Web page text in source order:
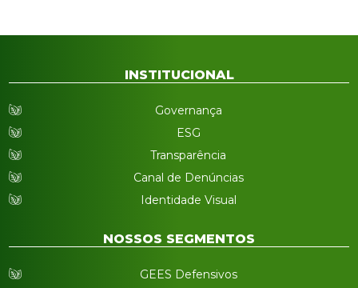
INSTITUCIONAL
Governança
ESG
Transparência
Canal de Denúncias
Identidade Visual
NOSSOS SEGMENTOS
GEES Defensivos